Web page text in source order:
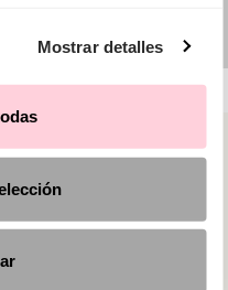
Mostrar detalles